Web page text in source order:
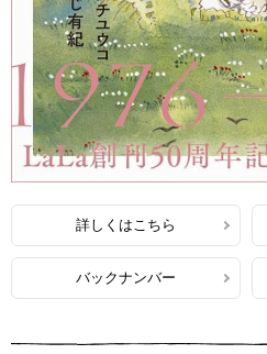
詳しくはこちら
バックナンバー